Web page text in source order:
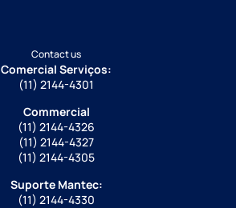
Contact us
Comercial Serviços:
(11) 2144-4301
Commercial
(11) 2144-4326
(11) 2144-4327
(11) 2144-4305
Suporte Mantec:
(11) 2144-4330